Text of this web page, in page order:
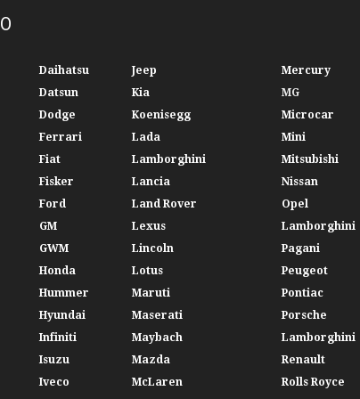
Daihatsu Jeep Mercury
Datsun Kia MG
Dodge Koenisegg Microcar
Ferrari Lada Mini
Fiat Lamborghini Mitsubishi
Fisker Lancia Nissan
Ford Land Rover Opel
GM Lexus Lamborghini
GWM Lincoln Pagani
Honda Lotus Peugeot
Hummer Maruti Pontiac
Hyundai Maserati Porsche
Infiniti Maybach Lamborghini
Isuzu Mazda
Renault
Iveco McLaren
Rolls Royce